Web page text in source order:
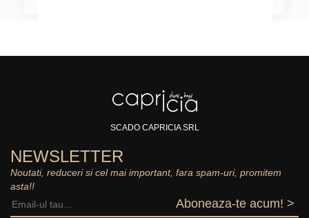
SCADO CAPRICIA SRL
NEWSLETTER
Noutati, reduceri si cel mai important, fara spam-uri, promitem
asta!!
Aboneaza-te acum! >